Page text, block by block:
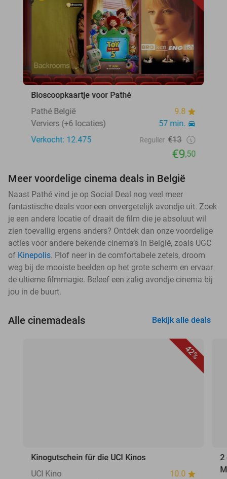
Bioscoopkaartje voor Pathé
Pathé België
9.8
Verviers (+6 locaties)
57 min.
Verkocht: 12.475
Regulier €13
€9,50
Meer voordelige cinema deals in België
Naast Pathé vind je op Social Deal nog veel meer
fantastische deals voor een onvergetelijk avondje uit. Zoek
je een andere locatie of draait de film die je absoluut wil
zien toevallig ergens anders? Ontdek dan onze voordelige
acties voor andere bekende cinema’s in België, zoals UGC
of Kinepolis. Plof neer in de comfortabele zetels, droom
weg bij de mooiste beelden op het grote scherm en ervaar
de ultieme filmmagie. Beleef een zalig avondje cinema bij
jou in de buurt.
Alle cinemadeals Bekijk alle deals
42%
Kinogutschein für die UCI Kinos
UCI Kino
10.0
2